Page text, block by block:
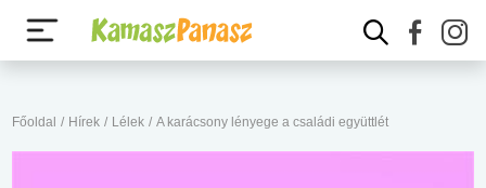
Főoldal / Hírek / Lélek / A karácsony lényege a családi együttlét